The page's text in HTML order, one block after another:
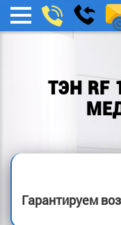
МЕНЮ
звонок
ТЭН RF
Гарантируем